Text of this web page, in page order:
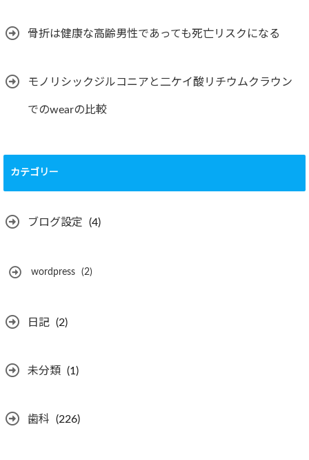
骨折は健康な高齢男性であっても死亡リスクになる
モノリシックジルコニアと二ケイ酸リチウムクラウン
でのwearの比較
カテゴリー
ブログ設定 (4)
wordpress (2)
日記 (2)
未分類 (1)
歯科 (226)